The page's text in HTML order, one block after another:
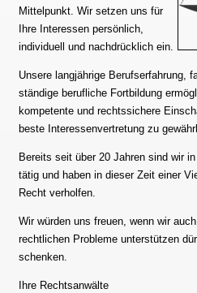
Mittelpunkt. Wir setzen uns für
Ihre Interessen persönlich,
individuell und nachdrücklich ein.
Unsere langjährige Berufserfahrung,
ständige berufliche Fortbildung
kompetente und rechtssichere
beste Interessenvertretung zu
Bereits seit über 20 Jahren sind wir
tätig und haben in dieser Zeit einer
Recht verholfen.
Wir würden uns freuen, wenn wir
rechtlichen Probleme unterstützen
schenken.
Ihre Rechtsanwälte